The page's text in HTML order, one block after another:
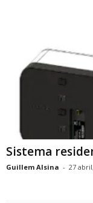
Sistema
Guillem Alsina - 27